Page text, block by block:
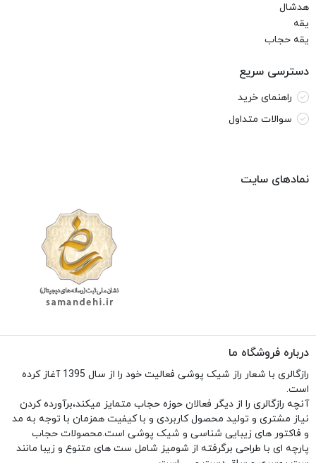
هدشال
یقه
یقه حجاب
دسترسی سریع
راهنمای خرید
سوالات متداول
نمادهای سایت
درباره فروشگاه ما
رازگالری با شعار راز شیک پوشی فعالیت خود را از سال 1395 آغاز کرده
است.
آنچه رازگالری را از دیگر فعالان حوزه حجاب متمایز میکند،برآورده کردن
نیاز مشتری و تولید محصول کاربردی و با کیفیت همزمان با توجه به مد
و فاکتور های زیبایی شناسی و شیک پوشی است.محصولات حجاب
پارچه ای با طراحی برگرفته از شومیز شامل ست های متنوع و زیبا مانند